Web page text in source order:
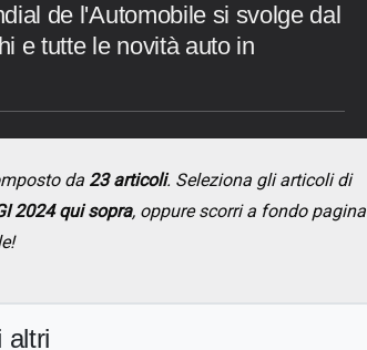
de l'Automobile si svolge dal
e tutte le novità auto in
da 23 articoli. Seleziona gli articoli di
2024 qui sopra, oppure scorri a fondo pagina
altri